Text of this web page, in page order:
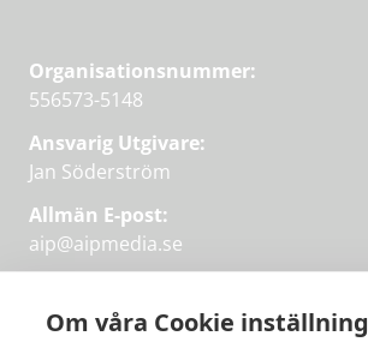
Om våra Cookie
Organisationsnummer:
556573-5148
Ansvarig Utgivare:
Jan Söderström
Allmän E-post:
aip@aipmedia.se
aip@flowyinfo.seeller 08-1210 60 40.